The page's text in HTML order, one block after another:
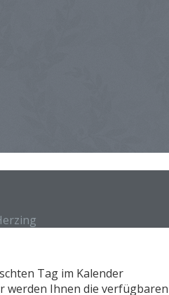
Tag im Kalender
werden Ihnen die